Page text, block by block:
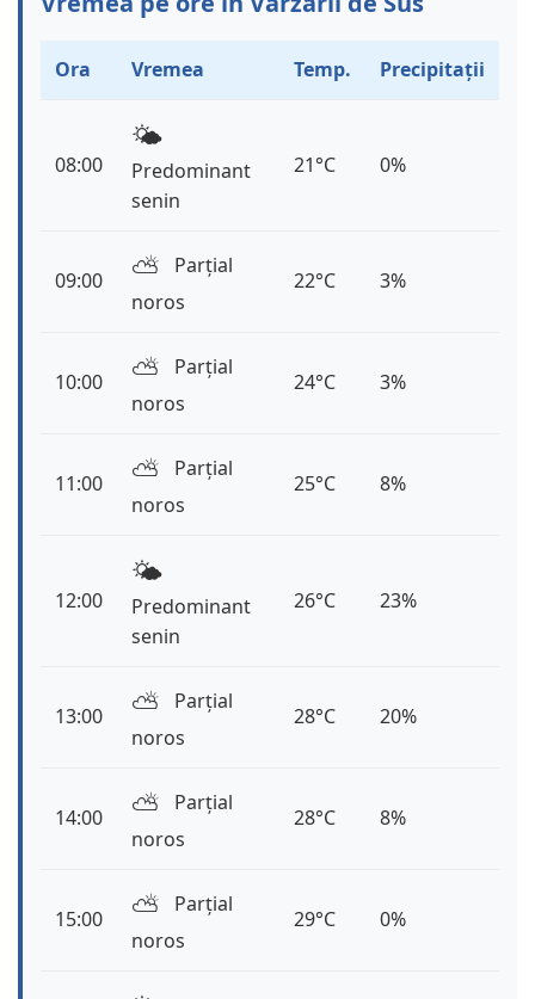
Ora Vremea Temp. Precipitații
08:00
🌤️
Predominant
senin
21°C 0%
09:00 ⛅️
Parțial
noros
22°C 3%
10:00 ⛅️
Parțial
noros
24°C 3%
11:00 ⛅️
Parțial
noros
25°C 8%
12:00
🌤️
Predominant
senin
26°C 23%
13:00 ⛅️
Parțial
noros
28°C 20%
14:00 ⛅️
Parțial
noros
28°C 8%
15:00 ⛅️
Parțial
noros
29°C 0%